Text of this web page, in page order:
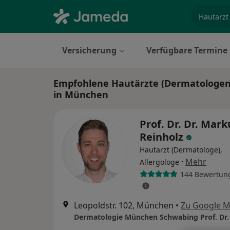
Versicherung Verfügbare Termine
Empfohlene Hautärzte
in München
Prof. Dr. Dr.
Reinholz
Hautarzt (Dermatologe),
Allergologe · Mehr
144
Leopoldstr. 102, München • Zu Google